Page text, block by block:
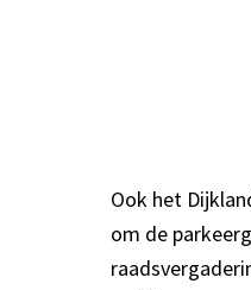
Ook het
om de